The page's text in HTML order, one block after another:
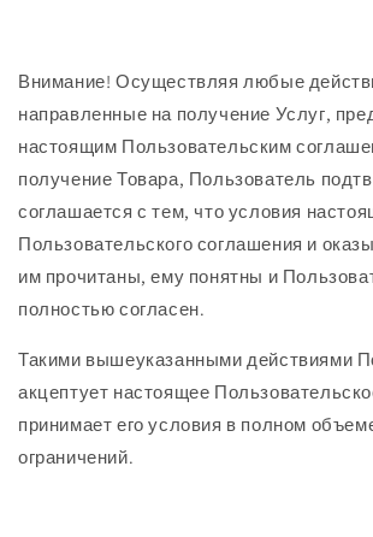
Внимание! Осуществляя любые
направленные на получение Услуг,
настоящим Пользовательским
получение Товара, Пользователь
соглашается с тем, что условия
Пользовательского соглашения и
им прочитаны, ему понятны и
полностью согласен.
Такими вышеуказанными действиями
акцептует настоящее
принимает его условия в полном
ограничений.